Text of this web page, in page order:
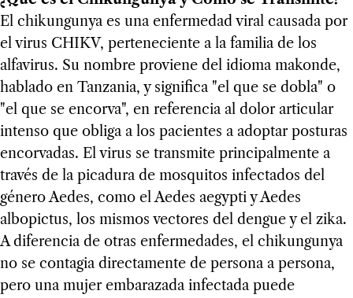
El chikungunya es una enfermedad viral causada por
el virus CHIKV, perteneciente a la familia de los
alfavirus. Su nombre proviene del idioma makonde,
hablado en Tanzania, y significa "el que se dobla" o
"el que se encorva", en referencia al dolor articular
intenso que obliga a los pacientes a adoptar posturas
encorvadas. El virus se transmite principalmente a
través de la picadura de mosquitos infectados del
género Aedes, como el Aedes aegypti y Aedes
albopictus, los mismos vectores del dengue y el zika.
A diferencia de otras enfermedades, el chikungunya
no se contagia directamente de persona a persona,
pero una mujer embarazada infectada puede